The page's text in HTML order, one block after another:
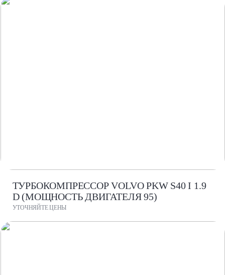
ТУРБОКОМПРЕССОР VOLVO PKW S40 I 1.9
D (МОЩНОСТЬ ДВИГАТЕЛЯ 95)
УТОЧНЯЙТЕ ЦЕНЫ